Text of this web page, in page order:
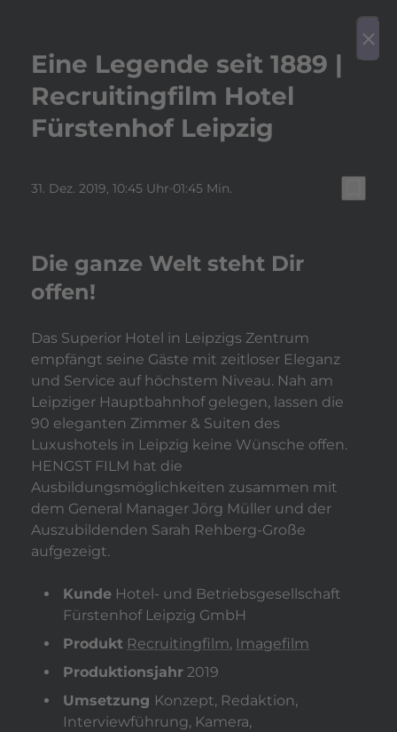
menu
Video
Eine Legende seit 1889 |
Recruitingfilm Hotel
Fürstenhof Leipzig
31. Dez. 2019, 10:45 Uhr 01:45 Min.
Die ganze Welt steht Dir
offen!
Das Superior Hotel in Leipzigs Zentrum
empfängt seine Gäste mit zeitloser Eleganz
und Service auf höchstem Niveau. Nah am
Leipziger Hauptbahnhof gelegen, lassen die
90 eleganten Zimmer & Suiten des
Luxushotels in Leipzig keine Wünsche offen.
HENGST FILM hat die
Ausbildungsmöglichkeiten zusammen mit
dem General Manager Jörg Müller und der
Auszubildenden Sarah Rehberg-Große
aufgezeigt.
Kunde Hotel- und Betriebsgesellschaft
Fürstenhof Leipzig GmbH
Produkt Recruitingfilm, Imagefilm
Produktionsjahr 2019
Umsetzung Konzept, Redaktion,
Interviewführung, Kamera,
close